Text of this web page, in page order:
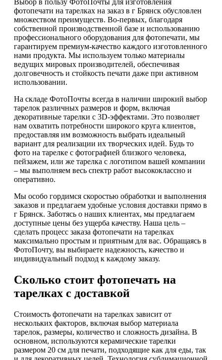
Выбор в пользу ФотоПочты для изготовления
фотопечати на тарелках на заказ в г Брянск обусловлен
множеством преимуществ. Во-первых, благодаря
собственной производственной базе и использованию
профессионального оборудования для фотопечати, мы
гарантируем премиум-качество каждого изготовленного
нами продукта. Мы используем только материалы
ведущих мировых производителей, обеспечивая
долговечность и стойкость печати даже при активном
использовании.
На складе ФотоПочты всегда в наличии широкий выбор
тарелок различных размеров и форм, включая
декоративные тарелки с 3D-эффектами. Это позволяет
нам охватить потребности широкого круга клиентов,
предоставляя им возможность выбрать идеальный
вариант для реализации их творческих идей. Будь то
фото на тарелке с фотографией близкого человека,
пейзажем, или же тарелка с логотипом вашей компании
– мы выполняем весь спектр работ высококлассно и
оперативно.
Мы особо гордимся скоростью обработки и выполнения
заказов и предлагаем удобные условия доставки прямо в
г Брянск. Заботясь о наших клиентах, мы предлагаем
доступные цены без ущерба качеству. Наша цель –
сделать процесс заказа фотопечати на тарелках
максимально простым и приятным для вас. Обращаясь в
ФотоПочту, вы выбираете надежность, качество и
индивидуальный подход к каждому заказу.
Сколько стоит фотопечать на
тарелках с доставкой
Стоимость фотопечати на тарелках зависит от
нескольких факторов, включая выбор материала
тарелок, размеры, количество и сложность дизайна. В
основном, используются керамические тарелки
размером 20 см для печати, подходящие как для еды, так